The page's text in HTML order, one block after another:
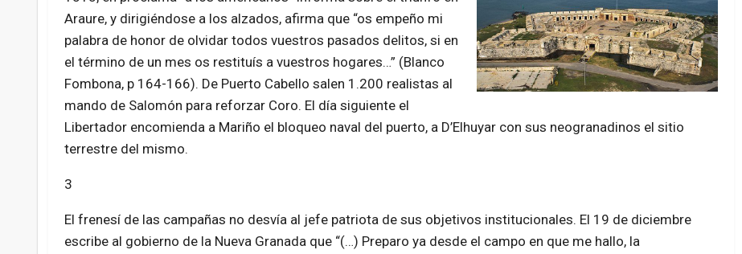
Araure, y dirigiéndose a los alzados, afirma que “os empeño mi
palabra de honor de olvidar todos vuestros pasados delitos, si en
el término de un mes os restituís a vuestros hogares…” (Blanco
Fombona, p 164-166). De Puerto Cabello salen 1.200 realistas al
mando de Salomón para reforzar Coro. El día siguiente el
Libertador encomienda a Mariño el bloqueo naval del puerto, a D’Elhuyar con sus neogranadinos el sitio
terrestre del mismo.
3
El frenesí de las campañas no desvía al jefe patriota de sus objetivos institucionales. El 19 de diciembre
escribe al gobierno de la Nueva Granada que “(…) Preparo ya desde el campo en que me hallo, la